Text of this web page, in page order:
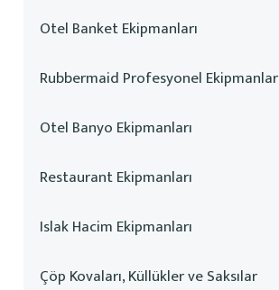
Otel Banket Ekipmanları
Rubbermaid Profesyonel Ekipmanlar
Otel Banyo Ekipmanları
Restaurant Ekipmanları
Islak Hacim Ekipmanları
Çöp Kovaları, Küllükler ve Saksılar